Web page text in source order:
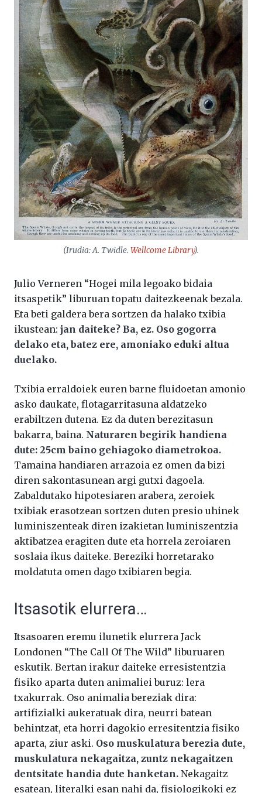
(Irudia: A. Twidle. Wellcome Library).
Julio Verneren “Hogei mila legoako bidaia
itsaspetik” liburuan topatu daitezkeenak bezala.
Eta beti galdera bera sortzen da halako txibia
ikustean: jan daiteke? Ba, ez. Oso gogorra
delako eta, batez ere, amoniako eduki altua
duelako.
Txibia erraldoiek euren barne fluidoetan amonio
asko daukate, flotagarritasuna aldatzeko
erabiltzen dutena. Ez da duten berezitasun
bakarra, baina. Naturaren begirik handiena
dute: 25cm baino gehiagoko diametrokoa.
Tamaina handiaren arrazoia ez omen da bizi
diren sakontasunean argi gutxi dagoela.
Zabaldutako hipotesiaren arabera, zeroiek
txibiak erasotzean sortzen duten presio uhinek
luminiszenteak diren izakietan luminiszentzia
aktibatzea eragiten dute eta horrela zeroiaren
soslaia ikus daiteke. Bereziki horretarako
moldatuta omen dago txibiaren begia.
Itsasotik elurrera…
Itsasoaren eremu ilunetik elurrera Jack
Londonen “The Call Of The Wild” liburuaren
eskutik. Bertan irakur daiteke erresistentzia
fisiko aparta duten animaliei buruz: lera
txakurrak. Oso animalia bereziak dira:
artifizialki aukeratuak dira, neurri batean
behintzat, eta horri dagokio erresitentzia fisiko
aparta, ziur aski. Oso muskulatura berezia dute,
muskulatura nekagaitza, zuntz nekagaitzen
dentsitate handia dute hanketan. Nekagaitz
esatean, literalki esan nahi da, fisiologikoki ez